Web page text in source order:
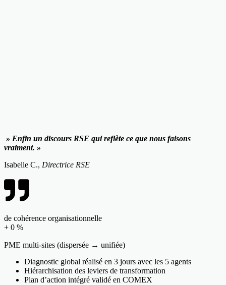
» Enfin un discours RSE qui reflète ce que nous faisons
vraiment. »
Isabelle C., Directrice RSE
de cohérence organisationnelle
+ 0 %
PME multi-sites (dispersée → unifiée)
Diagnostic global réalisé en 3 jours avec les 5 agents
Hiérarchisation des leviers de transformation
Plan d’action intégré validé en COMEX